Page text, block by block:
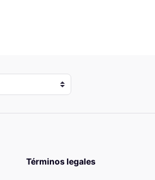
Términos legales